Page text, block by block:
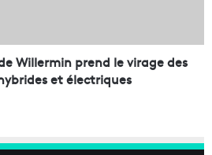
Willermin prend le virage des
et électriques